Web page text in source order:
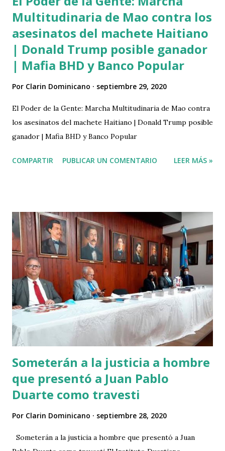
Multitudinaria de Mao contra los
asesinatos del machete Haitiano
| Donald Trump posible ganador
| Mafia BHD y Banco Popular
Por Clarin Dominicano septiembre 29, 2020
El Poder de la Gente: Marcha Multitudinaria de Mao contra
los asesinatos del machete Haitiano | Donald Trump posible
ganador | Mafia BHD y Banco Popular
COMPARTIR PUBLICAR UN COMENTARIO LEER MÁS »
Someterán a la justicia a hombre
que presentó a Juan Pablo
Duarte como travesti
Por Clarin Dominicano septiembre 28, 2020
Someterán a la justicia a hombre que presentó a Juan